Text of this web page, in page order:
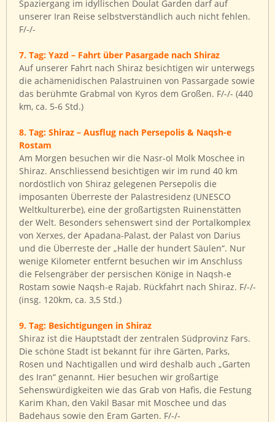
Spaziergang im idyllischen Doulat Garden darf auf
unserer Iran Reise selbstverständlich auch nicht fehlen.
F/-/-
7. Tag: Yazd – Fahrt über Pasargade nach Shiraz
Auf unserer Fahrt nach Shiraz besichtigen wir unterwegs
die achämenidischen Palastruinen von Passargade sowie
das berühmte Grabmal von Kyros dem Großen. F/-/- (440
km, ca. 5-6 Std.)
8. Tag: Shiraz – Ausflug nach Persepolis & Naqsh-e
Rostam
Am Morgen besuchen wir die Nasr-ol Molk Moschee in
Shiraz. Anschliessend besichtigen wir im rund 40 km
nordöstlich von Shiraz gelegenen Persepolis die
imposanten Überreste der Palastresidenz (UNESCO
Weltkulturerbe), eine der großartigsten Ruinenstätten
der Welt. Besonders sehenswert sind der Portalkomplex
von Xerxes, der Apadana-Palast, der Palast von Darius
und die Überreste der „Halle der hundert Säulen“. Nur
wenige Kilometer entfernt besuchen wir im Anschluss
die Felsengräber der persischen Könige in Naqsh-e
Rostam sowie Naqsh-e Rajab. Rückfahrt nach Shiraz. F/-/-
(insg. 120km, ca. 3,5 Std.)
9. Tag: Besichtigungen in Shiraz
Shiraz ist die Hauptstadt der zentralen Südprovinz Fars.
Die schöne Stadt ist bekannt für ihre Gärten, Parks,
Rosen und Nachtigallen und wird deshalb auch „Garten
des Iran“ genannt. Hier besuchen wir großartige
Sehenswürdigkeiten wie das Grab von Hafis, die Festung
Karim Khan, den Vakil Basar mit Moschee und das
Badehaus sowie den Eram Garten. F/-/-